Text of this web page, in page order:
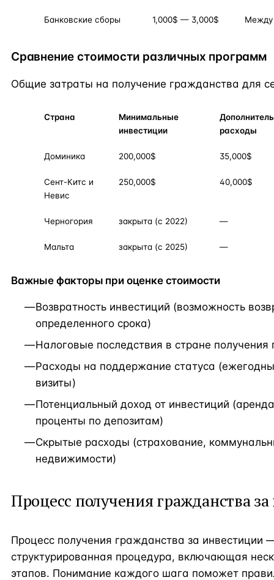
Банковские сборы 1,000$ — 3,000$
Сравнение стоимости различных программ
Общие затраты на получение гражданства для
Страна
Минимальные
инвестиции
расходы
Доминика 200,000$ 35,000$
Сент-Китс и
Невис
250,000$ 40,000$
Черногория закрыта (с 2022) —
Мальта закрыта (с 2025) —
Важные факторы при оценке стоимости
Возвратность инвестиций (возможность
определенного срока)
Налоговые последствия в стране получения
Расходы на поддержание статуса
визиты)
Потенциальный доход от инвестиций
проценты по депозитам)
Скрытые расходы (страхование,
недвижимости)
Процесс получения гражданства
Процесс получения гражданства за инвестиции
структурированная процедура, включающая
этапов. Понимание каждого шага поможет